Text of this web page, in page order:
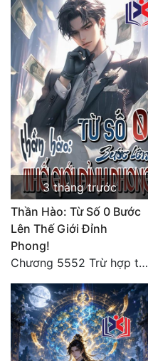
3 tháng trước
Thần Hào: Từ Số 0 Bước
Lên Thế Giới Đỉnh
Phong!
Chương 5552 Trừ hợp tác, không còn cách nào khác!